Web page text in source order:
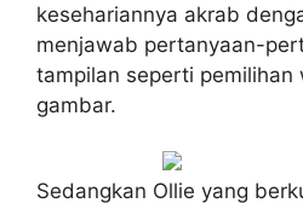
kesehariannya akrab
menjawab pertanyaan-
tampilan seperti pemilihan
gambar.
Sedangkan Ollie yang